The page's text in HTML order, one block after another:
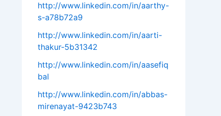
http://www.linkedin.com/in/aarthy-
s-a78b72a9
http://www.linkedin.com/in/aarti-
thakur-5b31342
http://www.linkedin.com/in/aasefiq
bal
http://www.linkedin.com/in/abbas-
mirenayat-9423b743